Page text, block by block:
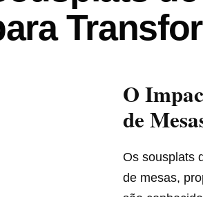
O
de
Os sousplats
de mesas,